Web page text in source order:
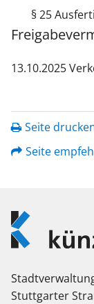
§ 25
13.10.2025
Seite
Seite
Logo
Künzelsau
Stuttgarter